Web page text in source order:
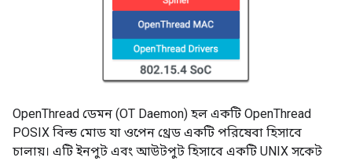
OpenThread ডেমন (OT Daemon) হল একটি OpenThread
POSIX বিল্ড মোড যা ওপেন থ্রেড একটি পরিষেবা হিসাবে
চালায়। এটি ইনপুট এবং আউটপুট হিসাবে একটি UNIX সকেট